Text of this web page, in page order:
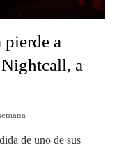
a
a
de uno de sus